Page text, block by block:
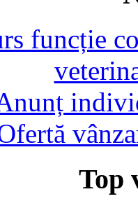
funcție
Top